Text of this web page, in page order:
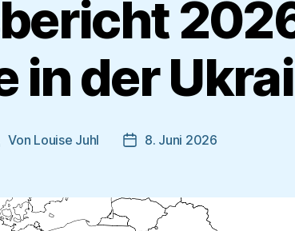
in der
Von Louise Juhl Beitragsdatum
8. Juni 2026